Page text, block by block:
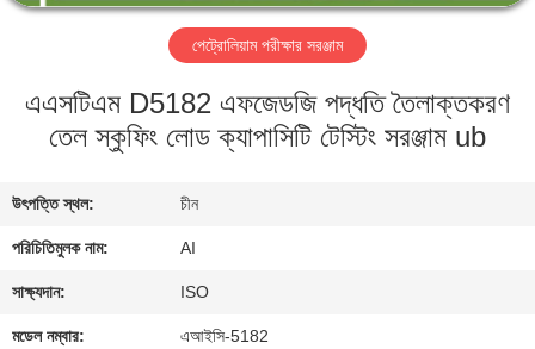
কারখানা
যোগাযোগ
করুন
পেট্রোলিয়াম পরীক্ষার সরঞ্জাম
এএসটিএম D5182 এফজেডজি পদ্ধতি তৈলাক্তকরণ
তেল স্কুফিং লোড ক্যাপাসিটি টেস্টিং সরঞ্জাম ub
উৎপত্তি স্থল: চীন
পরিচিতিমুলক নাম: AI
সাক্ষ্যদান: ISO
মডেল নম্বার: এআইসি-5182